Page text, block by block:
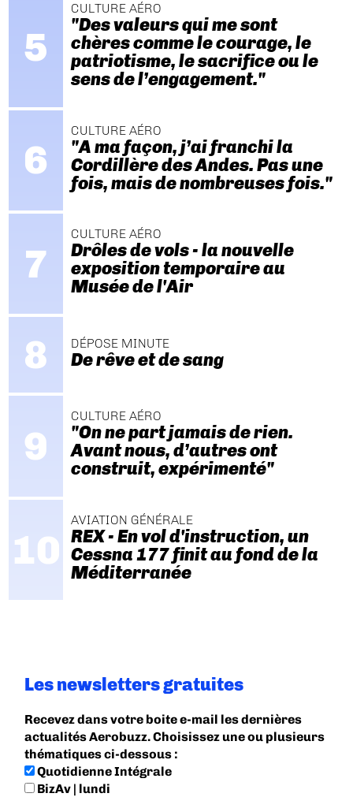
CULTURE AÉRO
"Des valeurs qui me sont
chères comme le courage, le
patriotisme, le sacrifice ou le
sens de l’engagement."
CULTURE AÉRO
"A ma façon, j’ai franchi la
Cordillère des Andes. Pas une
fois, mais de nombreuses fois."
CULTURE AÉRO
Drôles de vols - la nouvelle
exposition temporaire au
Musée de l'Air
DÉPOSE MINUTE
De rêve et de sang
CULTURE AÉRO
"On ne part jamais de rien.
Avant nous, d’autres ont
construit, expérimenté"
AVIATION GÉNÉRALE
REX - En vol d'instruction, un
Cessna 177 finit au fond de la
Méditerranée
Les newsletters gratuites
Recevez dans votre boite e-mail les dernières
actualités Aerobuzz. Choisissez une ou plusieurs
thématiques ci-dessous :
Quotidienne Intégrale
BizAv | lundi